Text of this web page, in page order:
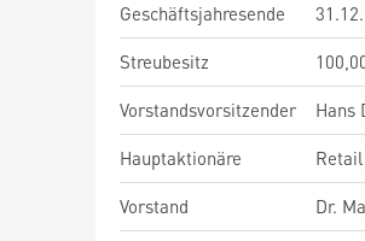
Geschäftsjahresende
31.12.
Streubesitz
Vorstandsvorsitzender
Hans
Hauptaktionäre
Vorstand
Dr.